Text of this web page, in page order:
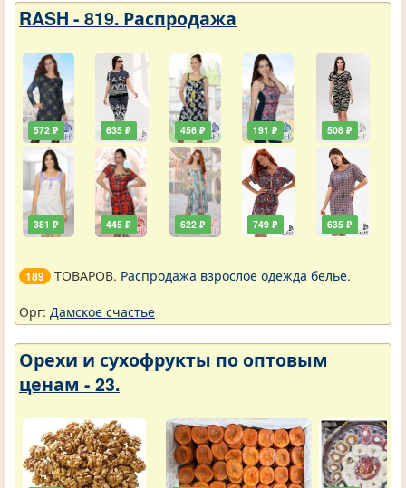
RASH - 819. Распродажа
572 ₽
381 ₽
635 ₽
445 ₽
456 ₽
622 ₽
191 ₽
749 ₽
508 ₽
635 ₽
189 ТОВАРОВ. Распродажа взрослое одежда белье.
Орг: Дамское счастье
Орехи и сухофрукты по оптовым
ценам - 23.